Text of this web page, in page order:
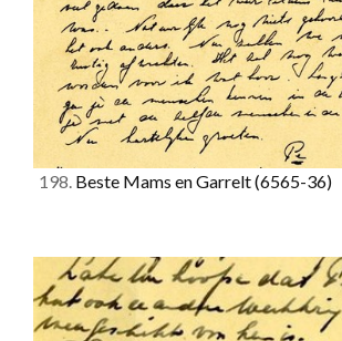
198. Beste Mams en Garrelt(6565-36)